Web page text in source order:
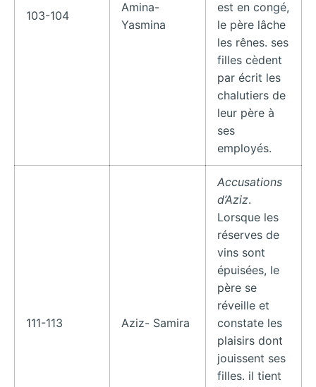
103-104
Amina-
Yasmina
est en congé,
le père lâche
les rênes. ses
filles cèdent
par écrit les
chalutiers de
leur père à
ses
employés.
111-113 Aziz- Samira
Accusations
d’Aziz.
Lorsque les
réserves de
vins sont
épuisées, le
père se
réveille et
constate les
plaisirs dont
jouissent ses
filles. il tient